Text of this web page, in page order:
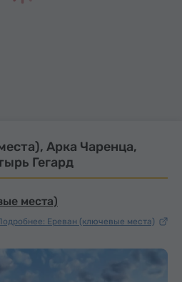
Арка Чаренца,
Гегард
места)
Ереван (ключевые места)